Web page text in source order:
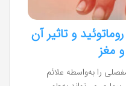
و تاثیر آن
مغز
را به‌واسطه علائم